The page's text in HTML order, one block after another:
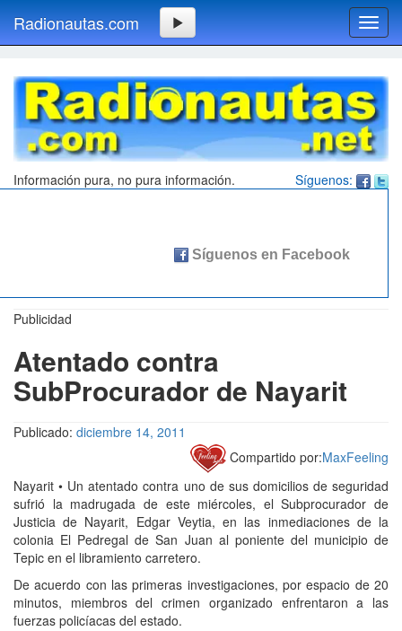
Radionautas.com
Síguenos:
Información pura, no pura información.
Publicidad
Atentado contra
SubProcurador de Nayarit
Publicado: diciembre 14, 2011
Compartido por:MaxFeeling
Nayarit • Un atentado contra uno de sus domicilios de seguridad
sufrió la madrugada de este miércoles, el Subprocurador de
Justicia de Nayarit, Edgar Veytia, en las inmediaciones de la
colonia El Pedregal de San Juan al poniente del municipio de
Tepic en el libramiento carretero.
De acuerdo con las primeras investigaciones, por espacio de 20
minutos, miembros del crimen organizado enfrentaron a las
fuerzas policíacas del estado.